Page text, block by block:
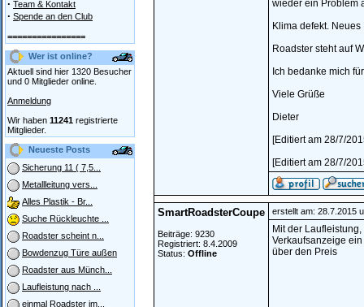
· Team & Kontakt
· Spende an den Club
================
Wer ist online?
Aktuell sind hier 1320 Besucher
und 0 Mitglieder online.
Anmeldung
Wir haben 11241 registrierte
Mitglieder.
Neueste Posts
Sicherung 11 ( 7,5...
Metallleitung vers...
Alles Plastik - Br...
Suche Rückleuchte ...
Roadster scheint n...
Bowdenzug Türe außen
Roadster aus Münch...
Laufleistung nach ...
einmal Roadster im...
wieder ein Problem
Klima defekt.
Roadster steht auf
Ich bedanke mich
Viele Grüße
Dieter
[Editiert am 28/7/
[Editiert am 28/7/
SmartRoadsterCoupe
Beiträge: 9230
Registriert: 8.4.2009
Status: Offline
erstellt am: 28.7.2015
Mit der
Verkaufsanzeige
über den Preis